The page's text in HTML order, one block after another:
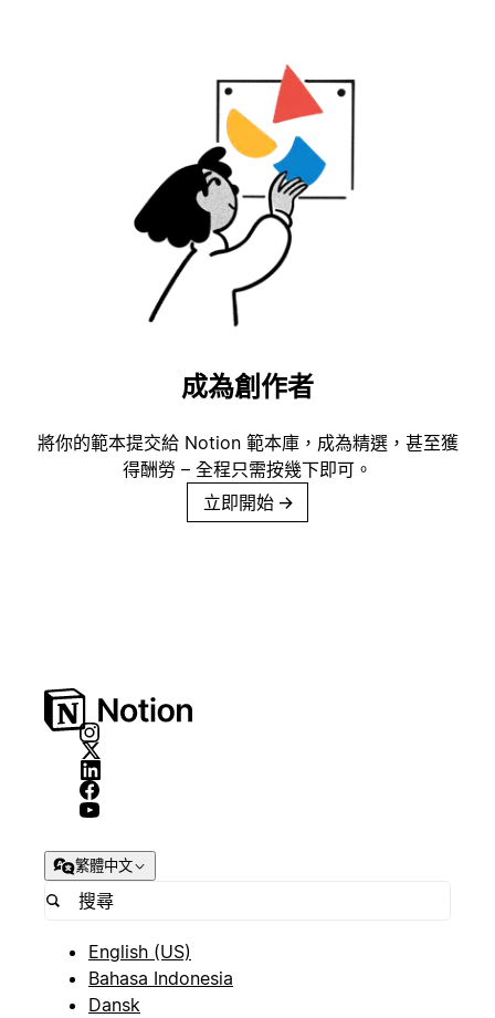
成為創作者
將你的範本提交給 Notion 範本庫，成為精選，甚至獲
得酬勞 – 全程只需按幾下即可。
立即開始 →
繁體中文
English (US)
Bahasa Indonesia
Dansk